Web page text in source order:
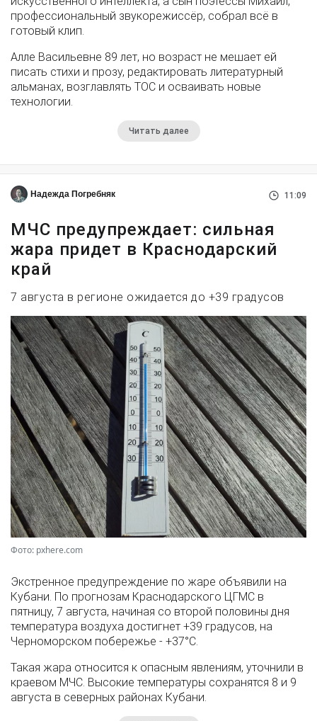
профессиональный звукорежиссёр, собрал всё в
готовый клип.
Алле Васильевне 89 лет, но возраст не мешает ей
писать стихи и прозу, редактировать литературный
альманах, возглавлять ТОС и осваивать новые
технологии.
Читать далее
Надежда Погребняк 11:09
МЧС предупреждает: сильная
жара придет в Краснодарский
край
7 августа в регионе ожидается до +39 градусов
Фото: pxhere.com
Экстренное предупреждение по жаре объявили на
Кубани. По прогнозам Краснодарского ЦГМС в
пятницу, 7 августа, начиная со второй половины дня
температура воздуха достигнет +39 градусов, на
Черноморском побережье - +37°­С.
Такая жара относится к опасным явлениям, уточнили в
краевом МЧС. Высокие температуры сохранятся 8 и 9
августа в северных районах Кубани.